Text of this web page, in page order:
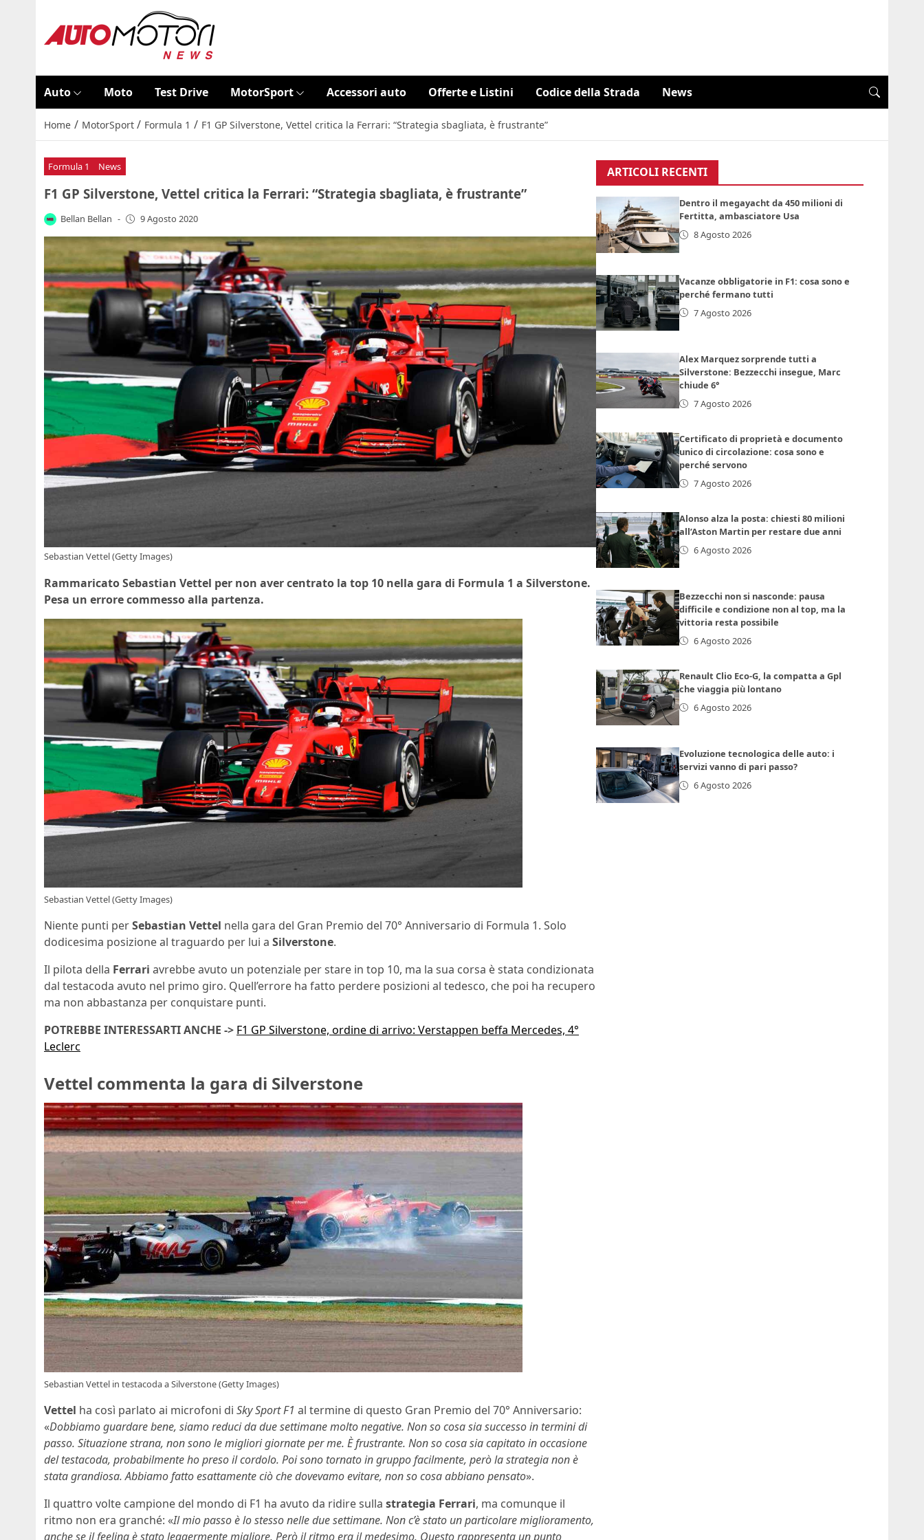
Auto Moto Test Drive MotorSport Accessori auto Offerte e Listini Codice della Strada News
Home / MotorSport / Formula 1 / F1 GP Silverstone, Vettel critica la Ferrari: “Strategia sbagliata, è frustrante”
Formula 1 News
F1 GP Silverstone, Vettel critica la Ferrari: “Strategia sbagliata, è frustrante”
Bellan Bellan - 9 Agosto 2020
Sebastian Vettel (Getty Images)
Rammaricato Sebastian Vettel per non aver centrato la top 10 nella gara di Formula 1 a Silverstone.
Pesa un errore commesso alla partenza.
Sebastian Vettel (Getty Images)
Niente punti perSebastian Vettel nella gara del Gran Premio del 70° Anniversario di Formula 1. Solo
dodicesima posizione al traguardo per lui a Silverstone.
Il pilota della Ferrari avrebbe avuto un potenziale per stare in top 10, ma la sua corsa è stata condizionata
dal testacoda avuto nel primo giro. Quell’errore ha fatto perdere posizioni al tedesco, che poi ha recupero
ma non abbastanza per conquistare punti.
POTREBBE INTERESSARTI ANCHE -> F1 GP Silverstone, ordine di arrivo: Verstappen beffa Mercedes, 4°
Leclerc
Vettel commenta la gara di Silverstone
Sebastian Vettel in testacoda a Silverstone (Getty Images)
Vettel ha così parlato ai microfoni di Sky Sport F1 al termine di questo Gran Premio del 70° Anniversario:
«Dobbiamo guardare bene, siamo reduci da due settimane molto negative. Non so cosa sia successo in termini di
passo. Situazione strana, non sono le migliori giornate per me. È frustrante. Non so cosa sia capitato in occasione
del testacoda, probabilmente ho preso il cordolo. Poi sono tornato in gruppo facilmente, però la strategia non è
stata grandiosa. Abbiamo fatto esattamente ciò che dovevamo evitare, non so cosa abbiano pensato».
Il quattro volte campione del mondo di F1 ha avuto da ridire sulla strategia Ferrari, ma comunque il
ritmo non era granché: «Il mio passo è lo stesso nelle due settimane. Non c’è stato un particolare miglioramento,
anche se il feeling è stato leggermente migliore. Però il ritmo era il medesimo. Questo rappresenta un punto
ARTICOLI RECENTI
Dentro il megayacht da 450 milioni di
Fertitta, ambasciatore Usa
8 Agosto 2026
Vacanze obbligatorie in F1: cosa sono e
perché fermano tutti
7 Agosto 2026
Alex Marquez sorprende tutti a
Silverstone: Bezzecchi insegue, Marc
chiude 6°
7 Agosto 2026
Certificato di proprietà e documento
unico di circolazione: cosa sono e
perché servono
7 Agosto 2026
Alonso alza la posta: chiesti 80 milioni
all’Aston Martin per restare due anni
6 Agosto 2026
Bezzecchi non si nasconde: pausa
difficile e condizione non al top, ma la
vittoria resta possibile
6 Agosto 2026
Renault Clio Eco-G, la compatta a Gpl
che viaggia più lontano
6 Agosto 2026
Evoluzione tecnologica delle auto: i
servizi vanno di pari passo?
6 Agosto 2026